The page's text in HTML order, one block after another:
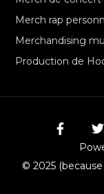
Merch rap
Merchandising
Production de
a
b
w
i
t
t
© 2025